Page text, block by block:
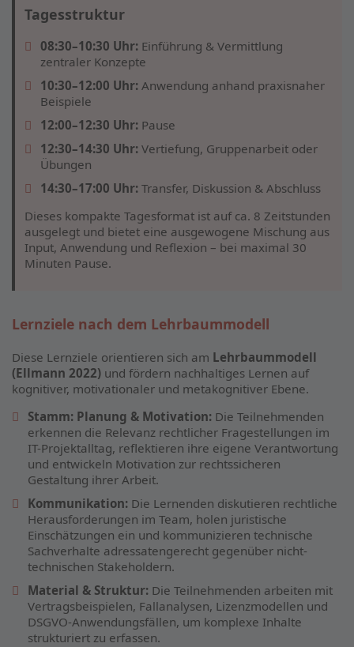
Tagesstruktur
08:30–10:30 Uhr: Einführung & Vermittlung
zentraler Konzepte
10:30–12:00 Uhr: Anwendung anhand praxisnaher
Beispiele
12:00–12:30 Uhr: Pause
12:30–14:30 Uhr: Vertiefung, Gruppenarbeit oder
Übungen
14:30–17:00 Uhr: Transfer, Diskussion & Abschluss
Dieses kompakte Tagesformat ist auf ca. 8 Zeitstunden
ausgelegt und bietet eine ausgewogene Mischung aus
Input, Anwendung und Reflexion – bei maximal 30
Minuten Pause.
Lernziele nach dem Lehrbaummodell
Diese Lernziele orientieren sich am Lehrbaummodell
(Ellmann 2022) und fördern nachhaltiges Lernen auf
kognitiver, motivationaler und metakognitiver Ebene.
Stamm: Planung & Motivation: Die Teilnehmenden
erkennen die Relevanz rechtlicher Fragestellungen im
IT-Projektalltag, reflektieren ihre eigene Verantwortung
und entwickeln Motivation zur rechtssicheren
Gestaltung ihrer Arbeit.
Kommunikation: Die Lernenden diskutieren rechtliche
Herausforderungen im Team, holen juristische
Einschätzungen ein und kommunizieren technische
Sachverhalte adressatengerecht gegenüber nicht-
technischen Stakeholdern.
Material & Struktur: Die Teilnehmenden arbeiten mit
Vertragsbeispielen, Fallanalysen, Lizenzmodellen und
DSGVO-Anwendungsfällen, um komplexe Inhalte
strukturiert zu erfassen.